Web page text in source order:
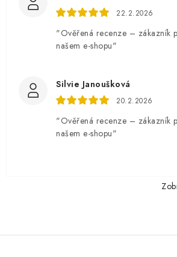
22.2.2026
"Ověřená recenze – zákazník
našem e-shopu"
Silvie Janoušková
20.2.2026
"Ověřená recenze – zákazník
našem e-shopu"